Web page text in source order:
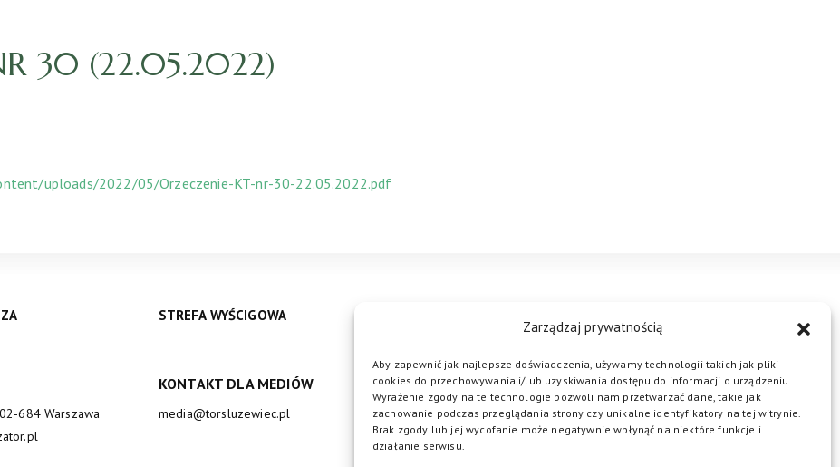
Zarządzaj prywatnością
Aby zapewnić jak najlepsze doświadczenia, używamy technologii takich jak pliki
cookies do przechowywania i/lub uzyskiwania dostępu do informacji o urządzeniu.
Wyrażenie zgody na te technologie pozwoli nam przetwarzać dane, takie jak
zachowanie podczas przeglądania strony czy unikalne identyfikatory na tej witrynie.
Brak zgody lub jej wycofanie może negatywnie wpłynąć na niektóre funkcje i
działanie serwisu.
30 (22.05.2022)
uploads/2022/05/Orzeczenie-KT-nr-30-22.05.2022.pdf
STREFA WYŚCIGOWA
684 Warszawa
KONTAKT DLA MEDIÓW
media@torsluzewiec.pl
DOŁĄCZ DO NAS